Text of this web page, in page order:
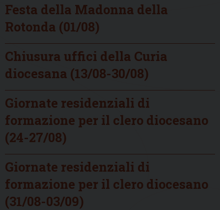
Festa della Madonna della
Rotonda (01/08)
Chiusura uffici della Curia
diocesana (13/08-30/08)
Giornate residenziali di
formazione per il clero diocesano
(24-27/08)
Giornate residenziali di
formazione per il clero diocesano
(31/08-03/09)